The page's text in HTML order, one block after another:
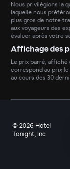
Nous privilégions la
laquelle nous
plus gros de notre
aux voyageurs des
évaluer après votre
Affichage des
Le prix barré, affiché
correspond au prix
au cours des 30
©2026 Hotel
Tonight, Inc